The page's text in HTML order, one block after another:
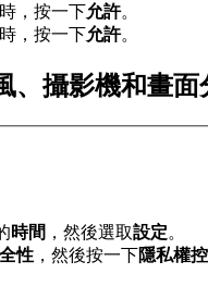
，按一下允許。
，按一下允許。
、攝影機和畫
時間 ，然後選取設定。
性 ，然後按一下隱私權